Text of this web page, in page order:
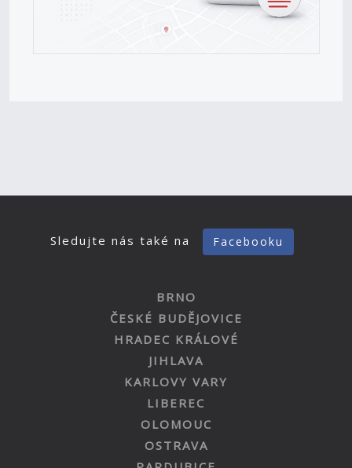
Sledujte nás také na Facebooku
BRNO
ČESKÉ BUDĚJOVICE
HRADEC KRÁLOVÉ
JIHLAVA
KARLOVY VARY
LIBEREC
OLOMOUC
OSTRAVA